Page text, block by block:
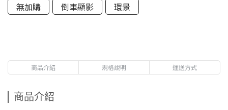
無加購
倒車顯影 環景
商品介紹 規格說明 運送方式
商品介紹